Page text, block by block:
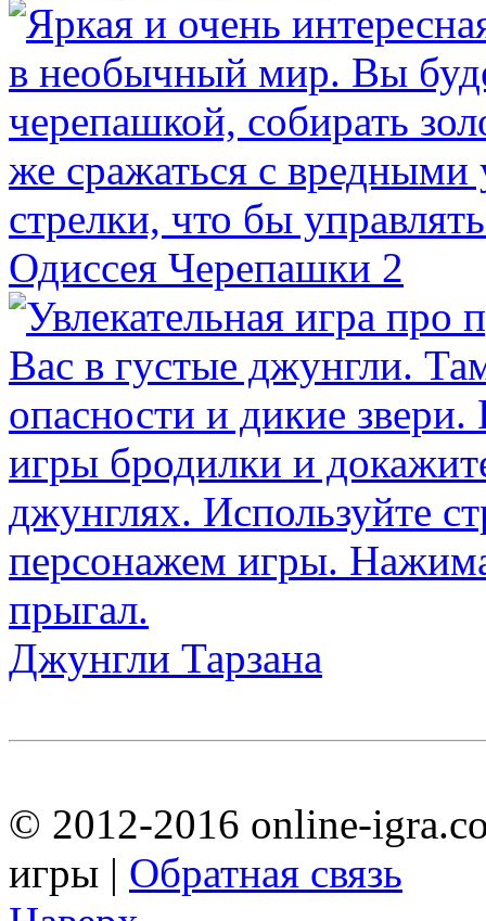
Одиссея Черепашки 2
Джунгли Тарзана
© 2012-2016 online-
игры | Обратная связь